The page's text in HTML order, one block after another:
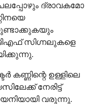
ദ്രാവകമോ
സിഗ്നലുകളെ
കണ്ണിന്റെ ഉള്ളിലെ
നേരിട്ട്
വരുന്നു.